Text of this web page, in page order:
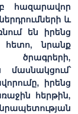
հազարավոր
և
են իրենց
հետո, նրանք
իրենց
հերթին,